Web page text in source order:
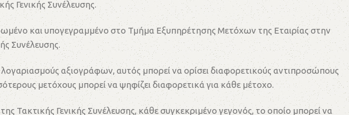
Γενικής Συνέλευσης.
και υπογεγραμμένο στο Τμήμα Εξυπηρέτησης Μετόχων της Εταιρίας στην
Συνέλευσης.
αξιογράφων, αυτός μπορεί να ορίσει διαφορετικούς αντιπροσώπους
μετόχους μπορεί να ψηφίζει διαφορετικά για κάθε μέτοχο.
Τακτικής Γενικής Συνέλευσης, κάθε συγκεκριμένο γεγονός, το οποίο μπορεί να